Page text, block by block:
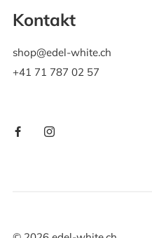
Kontakt
shop@edel-white.ch
+41 71 787 02 57